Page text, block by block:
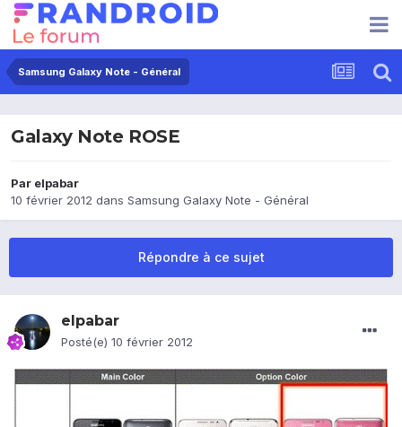
Samsung Galaxy Note - Général
Galaxy Note ROSE
Par elpabar
10 février 2012 dans Samsung Galaxy Note - Général
Répondre à ce sujet
elpabar
Posté(e) 10 février 2012